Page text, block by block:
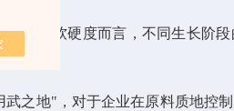
。就软硬度而言，不同生长阶
之地"，对于企业在原料质地控